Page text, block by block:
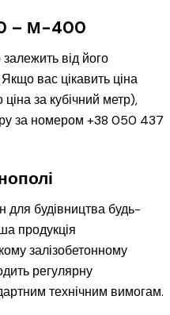
– М-400
від його
вас цікавить ціна
за кубічний метр),
за номером +38 050 437
для будівництва будь-
продукція
залізобетонному
регулярну
технічним вимогам.